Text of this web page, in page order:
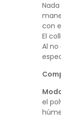
con
El
Al
el